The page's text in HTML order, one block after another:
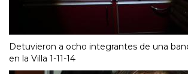
Detuvieron a ocho integrantes de una
en la Villa 1-11-14